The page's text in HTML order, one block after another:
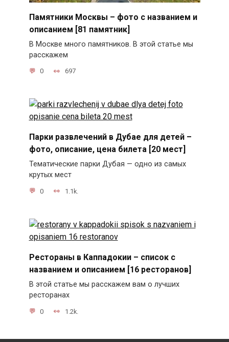
Памятники Москвы – фото с названием и
описанием [81 памятник]
В Москве много памятников. В этой статье мы
расскажем
0 697
Парки развлечений в Дубае для детей –
фото, описание, цена билета [20 мест]
Тематические парки Дубая — одно из самых
крутых мест
0 1.1k.
Рестораны в Каппадокии – список с
названием и описанием [16 ресторанов]
В этой статье мы расскажем вам о лучших
ресторанах
0 1.2k.